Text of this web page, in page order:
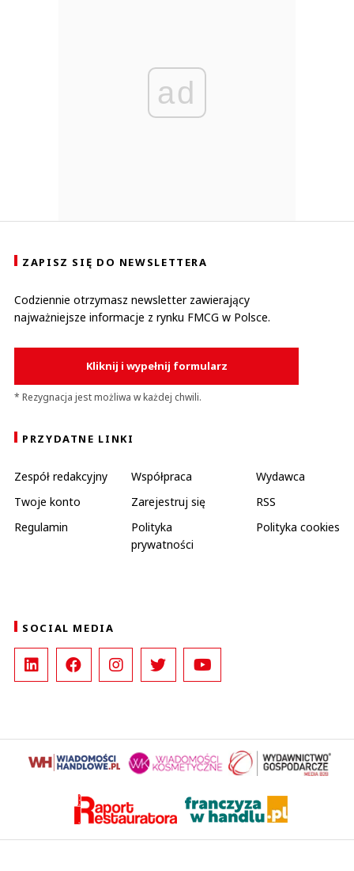
ad
ZAPISZ SIĘ DO NEWSLETTERA
Codziennie otrzymasz newsletter zawierający
najważniejsze informacje z rynku FMCG w Polsce.
Kliknij i wypełnij formularz
* Rezygnacja jest możliwa w każdej chwili.
PRZYDATNE LINKI
Zespół redakcyjny Współpraca
Wydawca
Twoje konto
Zarejestruj się
RSS
Regulamin
Polityka
prywatności
Polityka cookies
SOCIAL MEDIA